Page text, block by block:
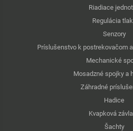
Riadiace
Regulácia
Senzory
Príslušenstvo k postrekovačom
Mechanické
Mosadzné spojky a
Záhradné
Hadice
Kvapková
Šachty